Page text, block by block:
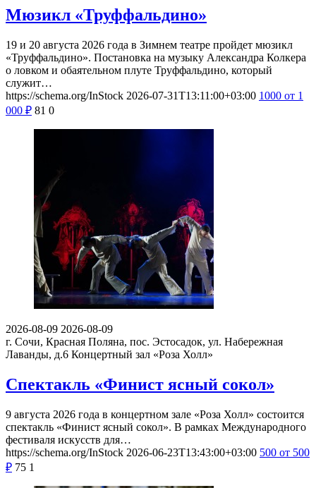
Мюзикл «Труффальдино»
19 и 20 августа 2026 года в Зимнем театре пройдет мюзикл
«Труффальдино». Постановка на музыку Александра Колкера
о ловком и обаятельном плуте Труффальдино, который
служит…
https://schema.org/InStock 2026-07-31T13:11:00+03:00 1000 от 1
000 ₽ 81 0
2026-08-09 2026-08-09
г. Сочи, Красная Поляна, пос. Эстосадок, ул. Набережная
Лаванды, д.6 Концертный зал «Роза Холл»
Спектакль «Финист ясный сокол»
9 августа 2026 года в концертном зале «Роза Холл» состоится
спектакль «Финист ясный сокол». В рамках Международного
фестиваля искусств для…
https://schema.org/InStock 2026-06-23T13:43:00+03:00 500 от 500
₽ 75 1